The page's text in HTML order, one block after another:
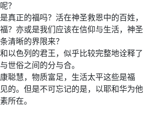
？
真正的福吗？活在神圣救恩中的百姓，
？亦或是我们应该在信仰与生活，神圣
清晰的界限来？
以色列的君王，似乎比较完整地诠释了
世俗之间的分与合。
聪慧，物质富足，生活太平这些是福
的。但是不可忘记的是，以耶和华为他
所在。